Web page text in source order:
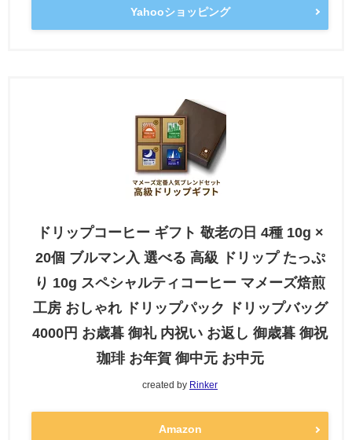
Yahooショッピング
ドリップコーヒー ギフト 敬老の日 4種 10g ×
20個 ブルマン入 選べる 高級 ドリップ たっぷ
り 10g スペシャルティコーヒー マメーズ焙煎
工房 おしゃれ ドリップパック ドリップバッグ
4000円 お歳暮 御礼 内祝い お返し 御歳暮 御祝
珈琲 お年賀 御中元 お中元
created by Rinker
Amazon